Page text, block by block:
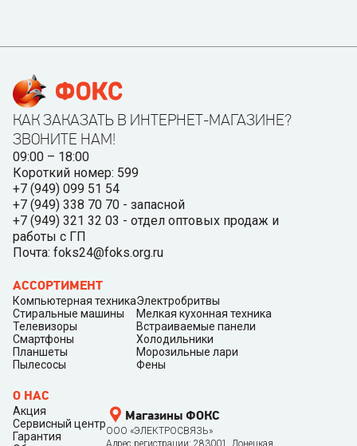
КАК ЗАКАЗАТЬ В ИНТЕРНЕТ-МАГАЗИНЕ?
ЗВОНИТЕ НАМ!
09:00 – 18:00
Короткий номер: 599
+7 (949) 099 51 54
+7 (949) 338 70 70 - запасной
+7 (949) 321 32 03 - отдел оптовых продаж и
работы с ГП
Почта: foks24@foks.org.ru
АССОРТИМЕНТ
Компьютерная техника
Стиральные машины
Телевизоры
Смартфоны
Планшеты
Пылесосы
Электробритвы
Мелкая кухонная техника
Встраиваемые панели
Холодильники
Морозильные лари
Фены
О НАС
Акция
Сервисный центр
Гарантия
Магазины ФОКС
ООО «ЭЛЕКТРОСВЯЗЬ»
Адрес регистрации: 283001, Донецкая